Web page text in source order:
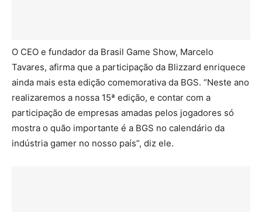
O CEO e fundador da Brasil Game Show, Marcelo
Tavares, afirma que a participação da Blizzard enriquece
ainda mais esta edição comemorativa da BGS. “Neste ano
realizaremos a nossa 15ª edição, e contar com a
participação de empresas amadas pelos jogadores só
mostra o quão importante é a BGS no calendário da
indústria gamer no nosso país”, diz ele.